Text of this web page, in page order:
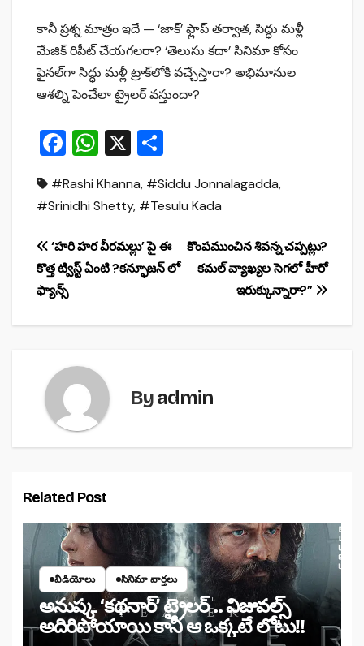
కానీ ప్రశ్న మాత్రం ఇదే — ‘జాక్’ ఫ్లాప్ తర్వాత, సిద్ధు మళ్లీ
మేజిక్ రిపీట్ చేయగలరా? ‘తెలుసు కదా’ సినిమా కోసం
ఫైనల్‌గా సిద్ధు మళ్లీ ట్రాక్‌లోకి వచ్చేస్తారా? అభిమానుల
ఆశల్ని పెంచేలా ట్రైలర్ వస్తుందా?
F
c
e
b
o
o
k
W
at
s
A
p
X
ar
e
#Rashi Khanna, #Siddu Jonnalagadda,
#Srinidhi Shetty, #Tesulu Kada
Post
navigation
కొంపముంచిన శివన్న చప్పట్లు?
కమల్ వ్యాఖ్యల సెగలో హీరో
ఇరుక్కున్నారా?”
‘హరి హర వీరమల్లు’ పై ఈ
కొత్త ట్విస్ట్ ఏంటి ?కన్ఫూజన్ లో
ఫ్యాన్స్
Byadmin
Related Post
వీడియోలు సినిమా వార్తలు
అనుష్క ‘కథనార్’ ట్రైలర్ .. విజువల్స్
అదిరిపోయాయి కానీ ఆ ఒక్కటే లోటు!!